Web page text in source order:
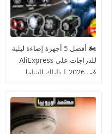
🏍️ أفضل 5 أجهزة إضاءة ليلية
للدراجات على AliExpress
في 2026 | دليلك الشامل